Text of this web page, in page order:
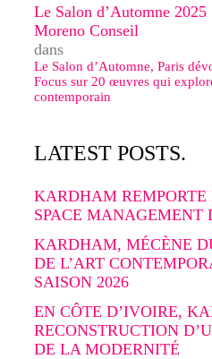
Le Salon d’Automne 2025
Moreno Conseil
dans
Le Salon d’Automne, Paris
Focus sur 20 œuvres qui
contemporain
LATEST POSTS.
KARDHAM REMPORTE
SPACE MANAGEMENT
KARDHAM, MÉCÈNE
DE L’ART
SAISON 2026
EN CÔTE D’IVOIRE,
RECONSTRUCTION
DE LA MODERNITÉ